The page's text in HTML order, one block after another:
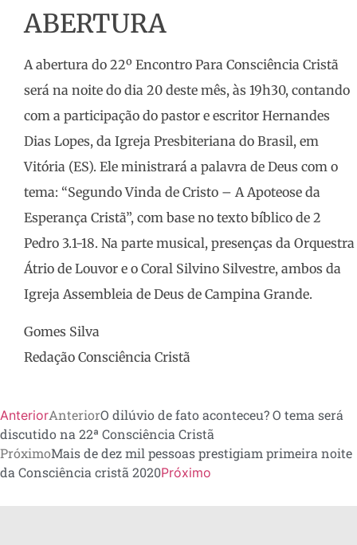
ABERTURA
A abertura do 22º Encontro Para Consciência Cristã
será na noite do dia 20 deste mês, às 19h30, contando
com a participação do pastor e escritor Hernandes
Dias Lopes, da Igreja Presbiteriana do Brasil, em
Vitória (ES). Ele ministrará a palavra de Deus com o
tema: “Segundo Vinda de Cristo – A Apoteose da
Esperança Cristã”, com base no texto bíblico de 2
Pedro 3.1-18. Na parte musical, presenças da Orquestra
Átrio de Louvor e o Coral Silvino Silvestre, ambos da
Igreja Assembleia de Deus de Campina Grande.
Gomes Silva
Redação Consciência Cristã
AnteriorAnteriorO dilúvio de fato aconteceu? O tema será
discutido na 22ª Consciência Cristã
PróximoMais de dez mil pessoas prestigiam primeira noite
da Consciência cristã 2020Próximo